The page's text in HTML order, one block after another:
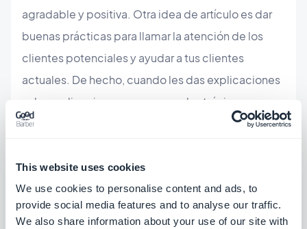
This website uses cookies
We use cookies to personalise content and ads, to
provide social media features and to analyse our traffic.
We also share information about your use of our site with
agradable y positiva. Otra idea de artículo es dar
buenas prácticas para llamar la atención de los
clientes potenciales y ayudar a tus clientes
actuales. De hecho, cuando les das explicaciones
sobre aplicaciones por correo electrónico, por
ejemplo, es una buena idea respaldar tus palabras
de un documento escrito que podrá guardar y
utilizar posteriormente. Esta también es una buena
manera de ahorrar tiempo al tratar con tus